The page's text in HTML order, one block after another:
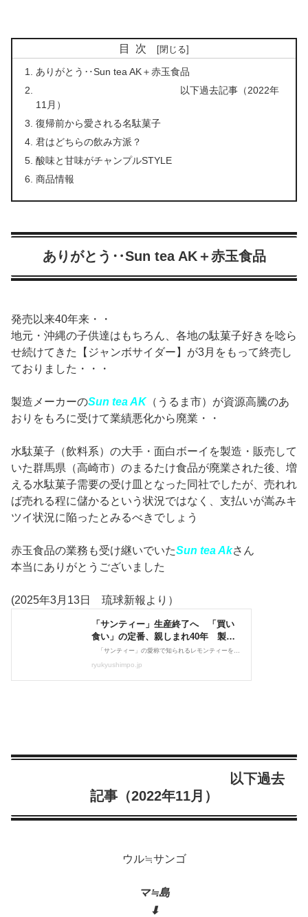
目次
ありがとう‥Sun tea AK＋赤玉食品
以下過去記事（2022年
11月）
復帰前から愛される名駄菓子
君はどちらの飲み方派？
酸味と甘味がチャンプルSTYLE
商品情報
ありがとう‥Sun tea AK＋赤玉食品
発売以来40年来・・
地元・沖縄の子供達はもちろん、各地の駄菓子好きを唸ら
せ続けてきた【ジャンボサイダー】が3月をもって終売し
ておりました・・・
製造メーカーのSun tea AK（うるま市）が資源高騰のあ
おりをもろに受けて業績悪化から廃業・・
水駄菓子（飲料系）の大手・面白ボーイを製造・販売して
いた群馬県（高崎市）のまるたけ食品が廃業された後、増
える水駄菓子需要の受け皿となった同社でしたが、売れれ
ば売れる程に儲かるという状況ではなく、支払いが嵩みキ
ツイ状況に陥ったとみるべきでしょう
赤玉食品の業務も受け継いでいたSun tea Akさん
本当にありがとうございました
(2025年3月13日 琉球新報より）
以下過去
記事（2022年11月）
ウル≒サンゴ
マ≒島
⬇